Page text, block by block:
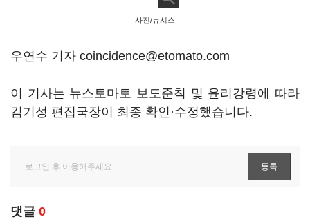
사진/뉴시스
우연수 기자 coincidence@etomato.com
이 기사는 뉴스토마토 보도준칙 및 윤리강령에 따라
김기성 편집국장이 최종 확인·수정했습니다.
댓글 0